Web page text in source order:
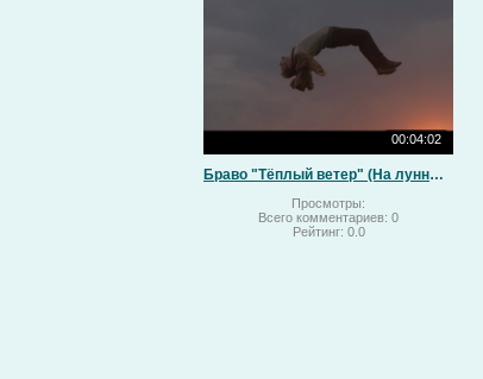
00:04:02
Браво "Тёплый ветер" (На лунный свет)
Просмотры:
Всего комментариев: 0
Рейтинг: 0.0